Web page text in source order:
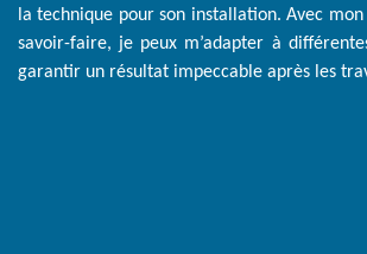
la technique pour son installation. Avec
savoir-faire, je peux m’adapter à
garantir un résultat impeccable après les